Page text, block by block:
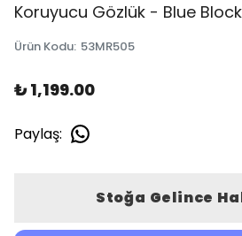
Koruyucu Gözlük - Blue
Ürün Kodu: 53MR505
₺ 1,199.00
Paylaş:
Stoğa Gelince